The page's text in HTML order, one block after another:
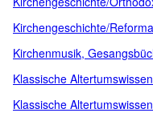
Kirchengeschichte/
Kirchenmusik,
Klassische
Klassische